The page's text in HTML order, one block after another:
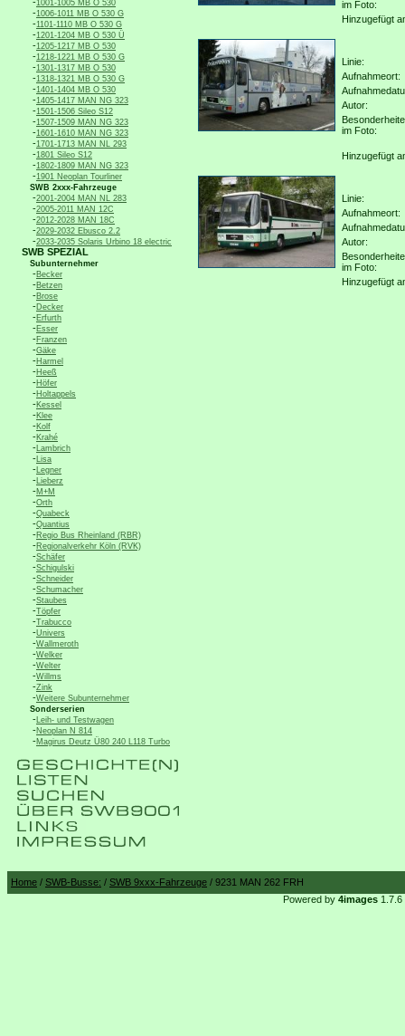
1001-1005 MB O 530
-1006-1011 MB O 530 G
-1101-1110 MB O 530 G
-1201-1204 MB O 530 Ü
-1205-1217 MB O 530
-1218-1221 MB O 530 G
-1301-1317 MB O 530
-1318-1321 MB O 530 G
-1401-1404 MB O 530
-1405-1417 MAN NG 323
-1501-1506 Sileo S12
-1507-1509 MAN NG 323
-1601-1610 MAN NG 323
-1701-1713 MAN NL 293
-1801 Sileo S12
-1802-1809 MAN NG 323
-1901 Neoplan Tourliner
SWB 2xxx-Fahrzeuge
-2001-2004 MAN NL 283
-2005-2011 MAN 12C
-2012-2028 MAN 18C
-2029-2032 Ebusco 2.2
-2033-2035 Solaris Urbino 18 electric
SWB SPEZIAL
Subunternehmer
-Becker
-Betzen
-Brose
-Decker
-Erfurth
-Esser
-Franzen
-Gäke
-Harmel
-Heeß
-Höfer
-Holtappels
-Kessel
-Klee
-Kolf
-Krahé
-Lambrich
-Lisa
-Legner
-Lieberz
-M+M
-Orth
-Quabeck
-Quantius
-Regio Bus Rheinland (RBR)
-Regionalverkehr Köln (RVK)
-Schäfer
-Schigulski
-Schneider
-Schumacher
-Staubes
-Töpfer
-Trabucco
-Univers
-Wallmeroth
-Welker
-Welter
-Willms
-Zink
-Weitere Subunternehmer
Sonderserien
-Leih- und Testwagen
-Neoplan N 814
-Magirus Deutz Ü80 240 L118 Turbo
im Foto:
Hinzugefügt
Linie:
Aufnahmeort:
Autor:
im Foto:
Hinzugefügt
Linie:
Aufnahmeort:
Autor:
im Foto:
Hinzugefügt
Home / SWB-Busse: / SWB 9xxx-Fahrzeuge / 9231 MAN 262 FRH
Powered by 4images1.7.6